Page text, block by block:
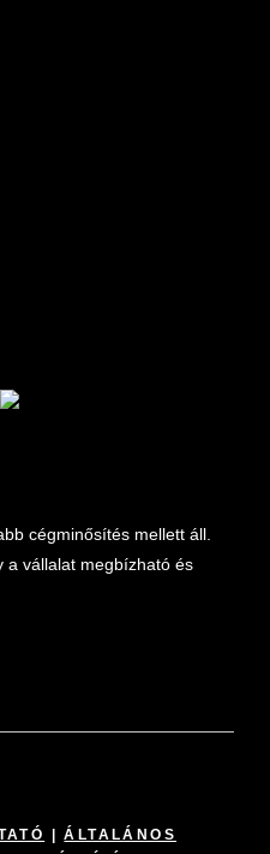
cégminősítés mellett áll.
a vállalat megbízható és
|ÁLTALÁNOS